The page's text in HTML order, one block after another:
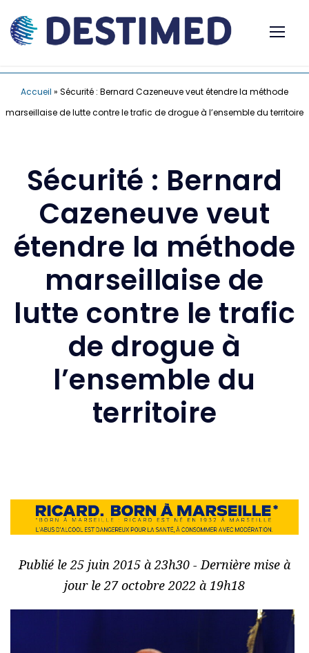
Accueil » Sécurité : Bernard Cazeneuve veut étendre la méthode
marseillaise de lutte contre le trafic de drogue à l’ensemble du territoire
Sécurité : Bernard
Cazeneuve veut
étendre la méthode
marseillaise de
lutte contre le trafic
de drogue à
l’ensemble du
territoire
Publié le 25 juin 2015 à 23h30 - Dernière mise à
jour le 27 octobre 2022 à 19h18